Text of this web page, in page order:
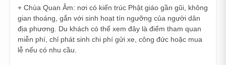
+ Chùa Quan Âm: nơi có kiến trúc Phật giáo gần gũi, không
gian thoáng, gắn với sinh hoạt tín ngưỡng của người dân
địa phương. Du khách có thể xem đây là điểm tham quan
miễn phí, chỉ phát sinh chi phí gửi xe, công đức hoặc mua
lễ nếu có nhu cầu.